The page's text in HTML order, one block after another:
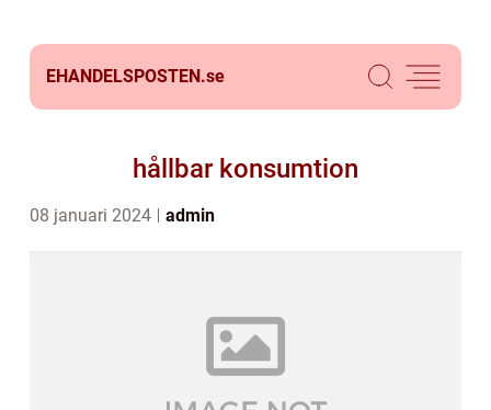
EHANDELSPOSTEN.se
hållbar konsumtion
08 januari 2024 admin